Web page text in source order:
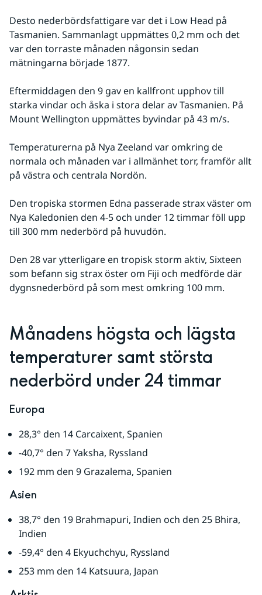
Desto nederbördsfattigare var det i Low Head på
Tasmanien. Sammanlagt uppmättes 0,2 mm och det
var den torraste månaden någonsin sedan
mätningarna började 1877.
Eftermiddagen den 9 gav en kallfront upphov till
starka vindar och åska i stora delar av Tasmanien. På
Mount Wellington uppmättes byvindar på 43 m/s.
Temperaturerna på Nya Zeeland var omkring de
normala och månaden var i allmänhet torr, framför allt
på västra och centrala Nordön.
Den tropiska stormen Edna passerade strax väster om
Nya Kaledonien den 4-5 och under 12 timmar föll upp
till 300 mm nederbörd på huvudön.
Den 28 var ytterligare en tropisk storm aktiv, Sixteen
som befann sig strax öster om Fiji och medförde där
dygnsnederbörd på som mest omkring 100 mm.
Månadens högsta och lägsta
temperaturer samt största
nederbörd under 24 timmar
Europa
28,3° den 14 Carcaixent, Spanien
-40,7° den 7 Yaksha, Ryssland
192 mm den 9 Grazalema, Spanien
Asien
38,7° den 19 Brahmapuri, Indien och den 25 Bhira,
Indien
-59,4° den 4 Ekyuchchyu, Ryssland
253 mm den 14 Katsuura, Japan